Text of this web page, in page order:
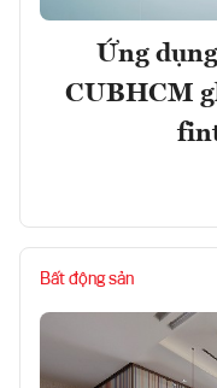
Ứng
CUBHCM
Bất động sản